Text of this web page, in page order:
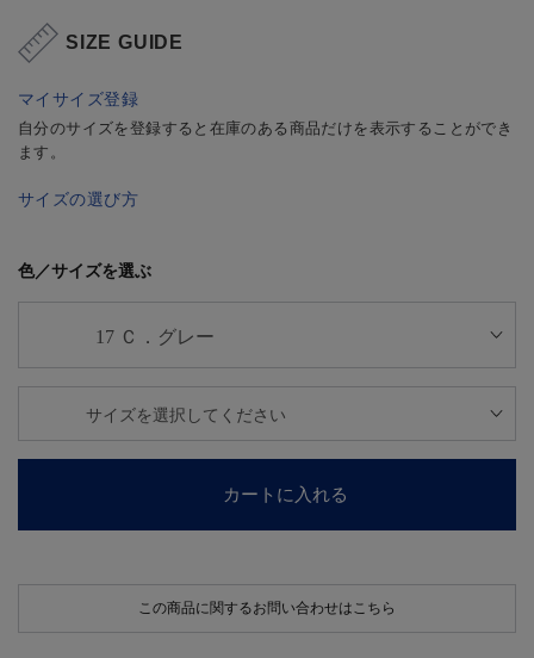
SIZE GUIDE
マイサイズ登録
自分のサイズを登録すると在庫のある商品だけを表示することができ
ます。
サイズの選び方
色／サイズを選ぶ
カートに入れる
この商品に関するお問い合わせはこちら